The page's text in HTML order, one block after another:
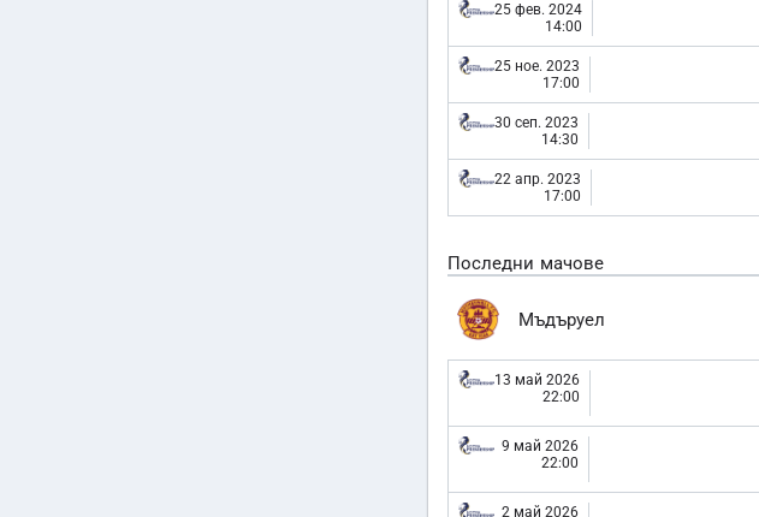
25 фев. 2024
14:00
25 ное. 2023
17:00
30 сеп. 2023
14:30
22 апр. 2023
17:00
Последни мачове
Мъдъруел
13 май 2026
22:00
9 май 2026
22:00
2 май 2026